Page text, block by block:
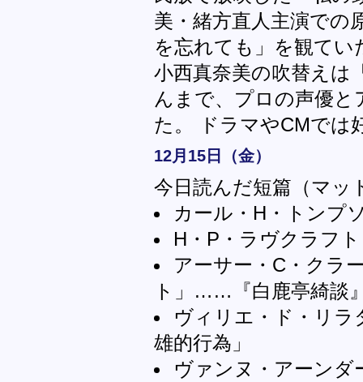
美・緒方直人主演で
を忘れても」を観て
小西真奈美の吹替えは
んまで、プロの声優
た。 ドラマやCMでは
12月15日（金）
今日読んだ短篇（マッ
カール・H・トンプ
H・P・ラヴクラフ
アーサー・C・クラ
ト」……『白鹿亭綺談
ヴィリエ・ド・リラ
雄的行為」
ヴァンヌ・アーンダ